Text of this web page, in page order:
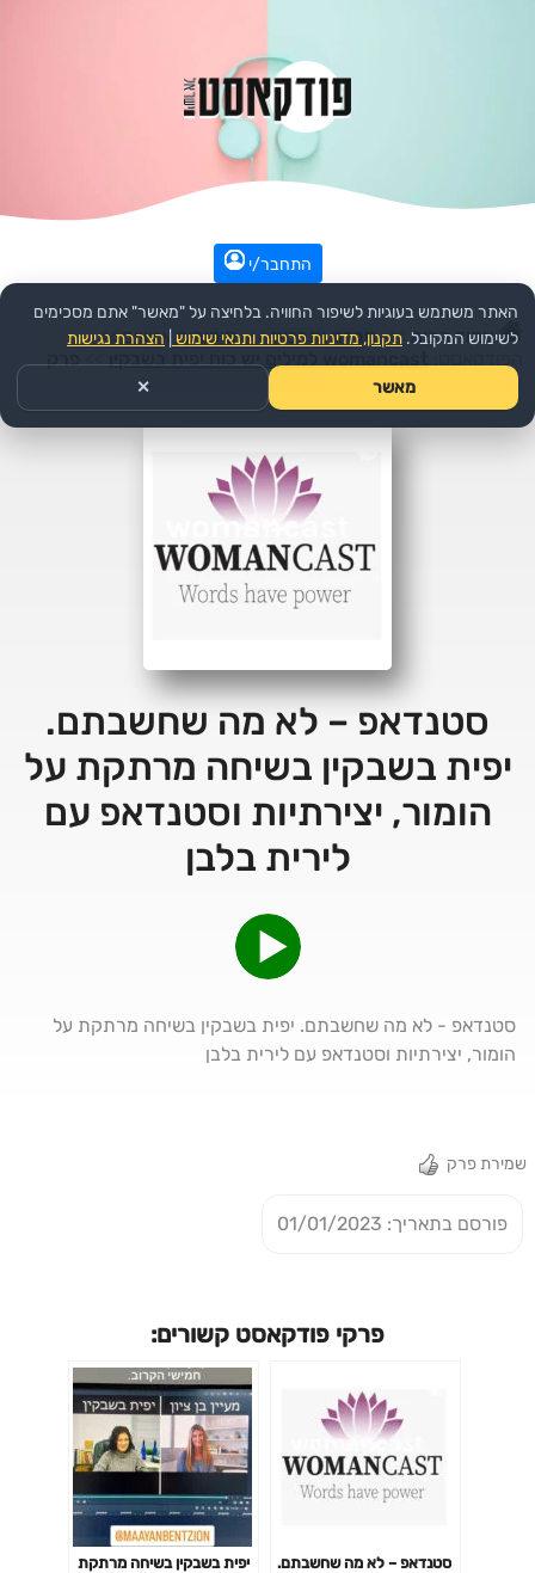
התחבר/י
עמוד הבית >> חברה ותרבות >> סיפורים אישיים >>
>>פרק
סטנדאפ – לא מה שחשבתם.
יפית בשבקין בשיחה מרתקת על
הומור, יצירתיות וסטנדאפ עם
לירית בלבן
סטנדאפ - לא מה שחשבתם. יפית בשבקין בשיחה מרתקת על
הומור, יצירתיות וסטנדאפ עם לירית בלבן
שמירת פרק
פורסם בתאריך: 01/01/2023
פרקי פודקאסט קשורים:
סטנדאפ – לא מה שחשבתם.
יפית בשבקין בשיחה מרתקת
האתר משתמש בעוגיות לשיפור החוויה. בלחיצה על "מאשר" אתם מסכימים
לשימוש המקובל. תקנון, מדיניות פרטיות ותנאי שימוש הצהרת נגישות
מאשר ✕